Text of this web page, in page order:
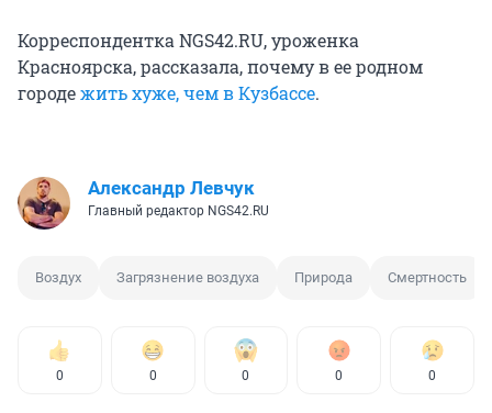
Корреспондентка NGS42.RU, уроженка
Красноярска, рассказала, почему в ее родном
городежить хуже, чем в Кузбассе.
Александр Левчук
Главный редактор NGS42.RU
Воздух Загрязнение воздуха Природа Смертность
0 0 0 0 0